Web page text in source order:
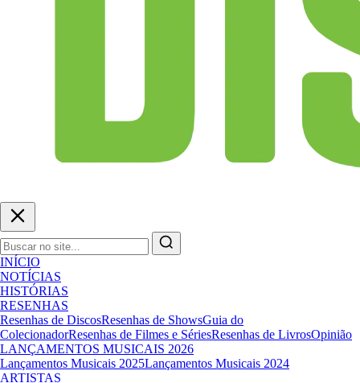
INÍCIO
NOTÍCIAS
HISTÓRIAS
RESENHAS
Resenhas de DiscosResenhas de ShowsGuia do
ColecionadorResenhas de Filmes e SériesResenhas de LivrosOpinião
LANÇAMENTOS MUSICAIS 2026
Lançamentos Musicais 2025Lançamentos Musicais 2024
ARTISTAS